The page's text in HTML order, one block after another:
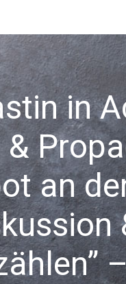
in
an